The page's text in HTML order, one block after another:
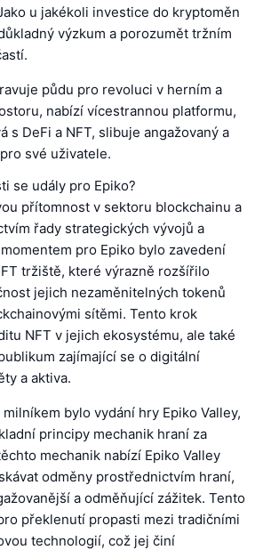
u jakékoli investice do kryptoměn
výzkum a porozumět tržním
půdu pro revoluci v herním a
nabízí vícestrannou platformu,
s DeFi a NFT, slibuje angažovaný a
své uživatele.
se udály pro Epiko?
přítomnost v sektoru blockchainu a
řady strategických vývojů a
pro Epiko bylo zavedení
tržiště, které výrazně rozšířilo
jejich nezaměnitelných tokenů
sítěmi. Tento krok
NFT v jejich ekosystému, ale také
zajímající se o digitální
a aktiva.
bylo vydání hry Epiko Valley,
principy mechanik hraní za
mechanik nabízí Epiko Valley
odměny prostřednictvím hraní,
a odměňující zážitek. Tento
překlenutí propasti mezi tradičními
technologií, což jej činí